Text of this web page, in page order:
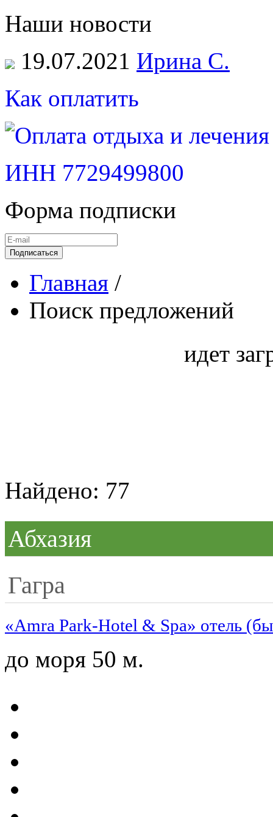
Наши новости
19.07.2021 Ирина С.
Как оплатить
ИНН 7729499800
Форма подписки
Подписаться
Главная /
Поиск предложений
идет
Найдено: 77
Абхазия
Гагра
«Amra Park-Hotel & Spa» отель
до моря 50 м.